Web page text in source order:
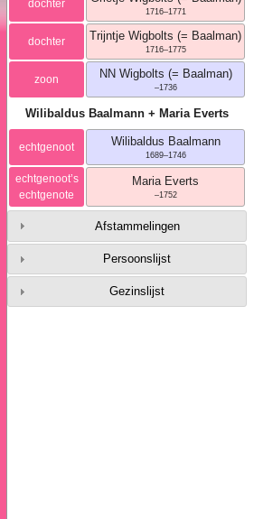
dochter
1716–1771
dochter Trijntje Wigbolts (= Baalman)
1716–1775
zoon NN Wigbolts (= Baalman)
–1736
Wilibaldus Baalmann + Maria Everts
echtgenoot Wilibaldus Baalmann
1689–1746
echtgenoot’s
echtgenote
Maria Everts
–1752
Afstammelingen
Persoonslijst
Gezinslijst